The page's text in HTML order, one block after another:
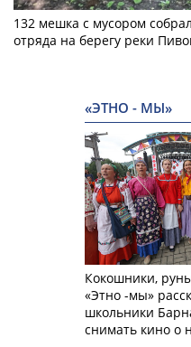
132 мешка с мусором
отряда на берегу реки
«ЭТНО - МЫ»
Кокошники,
«Этно -мы»
школьники
снимать кино о